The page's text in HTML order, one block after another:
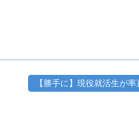
【勝手に】現役就活生が率